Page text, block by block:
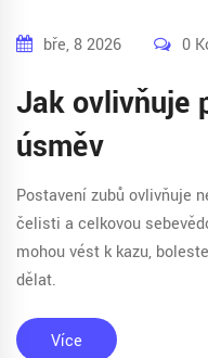
bře, 8 2026 0
Jak ovlivňuje
úsměv
Postavení zubů ovlivňuje
čelisti a celkovou
mohou vést k kazu,
dělat.
Více